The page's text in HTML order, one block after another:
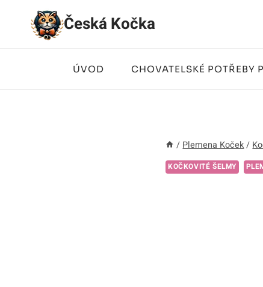
Přeskočit
Česká Kočka
ÚVOD CHOVATELSKÉ POTŘEBY
/ Plemena Koček /
KOČKOVITÉ ŠELMY